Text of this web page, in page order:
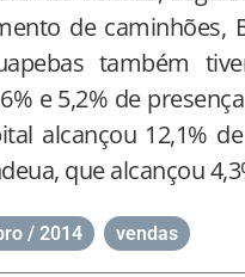
de caminhões,
também
e 5,2% de
alcançou 12,1%
que alcançou
/ 2014 vendas